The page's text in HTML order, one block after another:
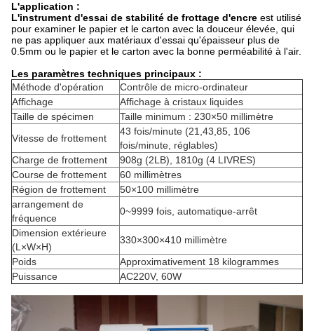
L'application :
L'instrument d'essai de stabilité de frottage d'encre est utilisé
pour examiner le papier et le carton avec la douceur élevée, qui
ne pas appliquer aux matériaux d'essai qu'épaisseur plus de
0.5mm ou le papier et le carton avec la bonne perméabilité à l'air.
Les paramètres techniques principaux :
Méthode d'opération
Contrôle de micro-ordinateur
Affichage
Affichage à cristaux liquides
Taille de spécimen
Taille minimum : 230×50 millimètre
Vitesse de frottement
43 fois/minute (21,43,85, 106
fois/minute, réglables)
Charge de frottement
908g (2LB), 1810g (4 LIVRES)
Course de frottement
60 millimètres
Région de frottement
50×100 millimètre
arrangement de
fréquence
0~9999 fois, automatique-arrêt
Dimension extérieure
(L×W×H)
330×300×410 millimètre
Poids
Approximativement 18 kilogrammes
Puissance
AC220V, 60W